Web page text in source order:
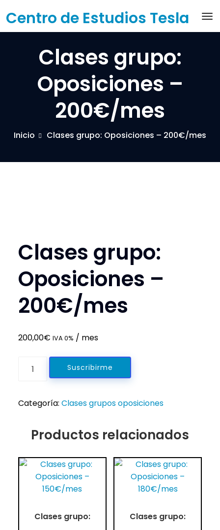
contenido
Centro de Estudios Tesla
Clases grupo:
Oposiciones –
200€/mes
Inicio Clases grupo: Oposiciones – 200€/mes
Clases grupo:
Oposiciones –
200€/mes
200,00€ IVA 0% / mes
grupo:
–
200€/mes
Suscribirme
Categoría:Clases grupos oposiciones
Productos relacionados
Clases grupo:
Clases grupo: